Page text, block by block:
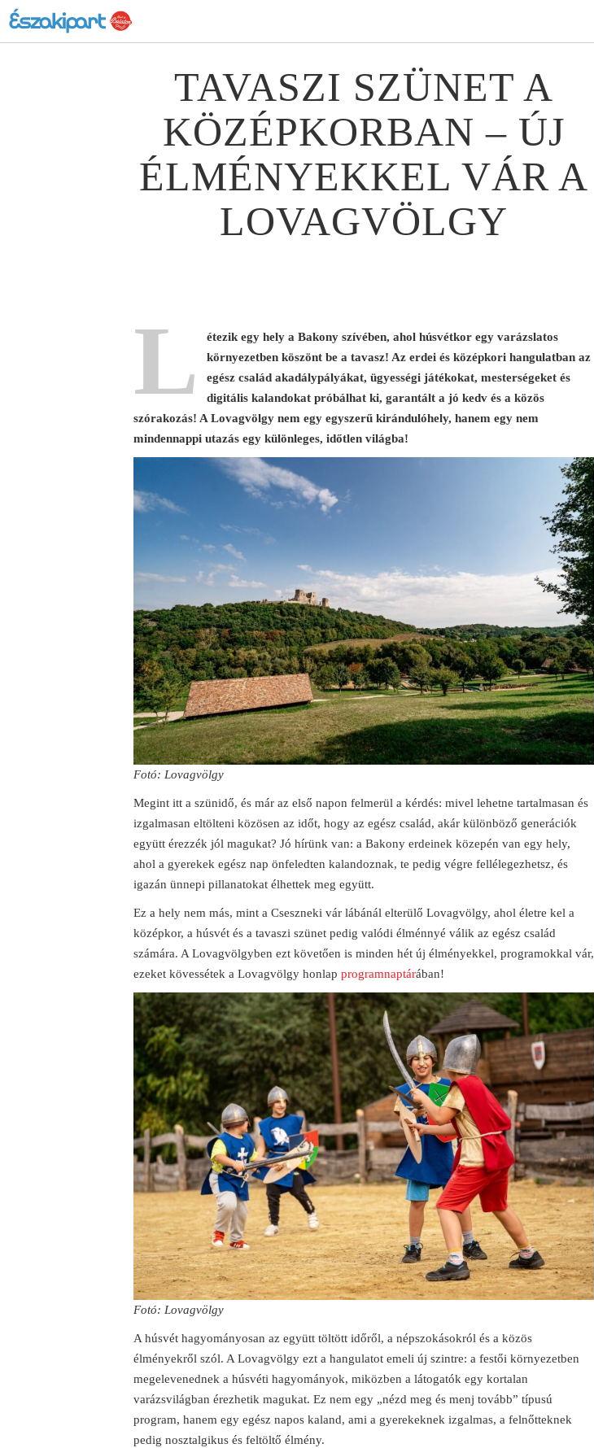
TAVASZI SZÜNET A
KÖZÉPKORBAN – ÚJ
ÉLMÉNYEKKEL VÁR A
LOVAGVÖLGY
L
étezik egy hely a Bakony szívében, ahol húsvétkor egy varázslatos
környezetben köszönt be a tavasz! Az erdei és középkori hangulatban az
egész család akadálypályákat, ügyességi játékokat, mesterségeket és
digitális kalandokat próbálhat ki, garantált a jó kedv és a közös
szórakozás! A Lovagvölgy nem egy egyszerű kirándulóhely, hanem egy nem
mindennappi utazás egy különleges, időtlen világba!
Fotó: Lovagvölgy
Megint itt a szünidő, és már az első napon felmerül a kérdés: mivel lehetne tartalmasan és
izgalmasan eltölteni közösen az időt, hogy az egész család, akár különböző generációk
együtt érezzék jól magukat? Jó hírünk van: a Bakony erdeinek közepén van egy hely,
ahol a gyerekek egész nap önfeledten kalandoznak, te pedig végre fellélegezhetsz, és
igazán ünnepi pillanatokat élhettek meg együtt.
Ez a hely nem más, mint a Cseszneki vár lábánál elterülő Lovagvölgy, ahol életre kel a
középkor, a húsvét és a tavaszi szünet pedig valódi élménnyé válik az egész család
számára. A Lovagvölgyben ezt követően is minden hét új élményekkel, programokkal vár,
ezeket kövessétek a Lovagvölgy honlapprogramnaptárában!
Fotó: Lovagvölgy
A húsvét hagyományosan az együtt töltött időről, a népszokásokról és a közös
élményekről szól. A Lovagvölgy ezt a hangulatot emeli új szintre: a festői környezetben
megelevenednek a húsvéti hagyományok, miközben a látogatók egy kortalan
varázsvilágban érezhetik magukat. Ez nem egy „nézd meg és menj tovább” típusú
program, hanem egy egész napos kaland, ami a gyerekeknek izgalmas, a felnőtteknek
pedig nosztalgikus és feltöltő élmény.